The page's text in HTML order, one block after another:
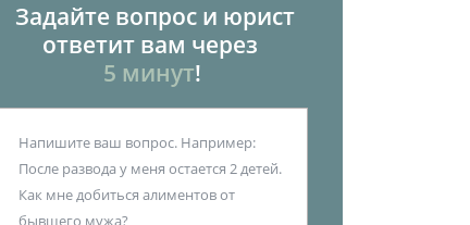
Задайте вопрос и юрист
ответит вам через
5 минут!